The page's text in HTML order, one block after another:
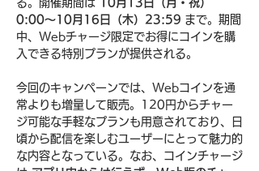
る。開催期間は 10月13日（月・祝）
0:00〜10月16日（木）23:59 まで。期間
中、Webチャージ限定でお得にコインを購
入できる特別プランが提供される。
今回のキャンペーンでは、Webコインを通
常よりも増量して販売。120円からチャー
ジ可能な手軽なプランも用意されており、日
頃から配信を楽しむユーザーにとって魅力的
な内容となっている。なお、コインチャージ